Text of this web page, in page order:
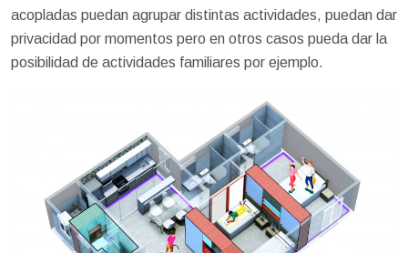
acopladas puedan agrupar distintas actividades, puedan dar
privacidad por momentos pero en otros casos pueda dar la
posibilidad de actividades familiares por ejemplo.